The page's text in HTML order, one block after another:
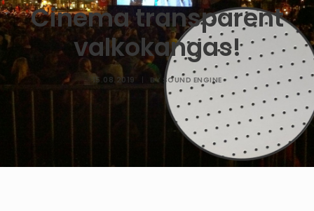
Cinema transparent
valkokangas!
15.08.2019 BY SOUND ENGINE